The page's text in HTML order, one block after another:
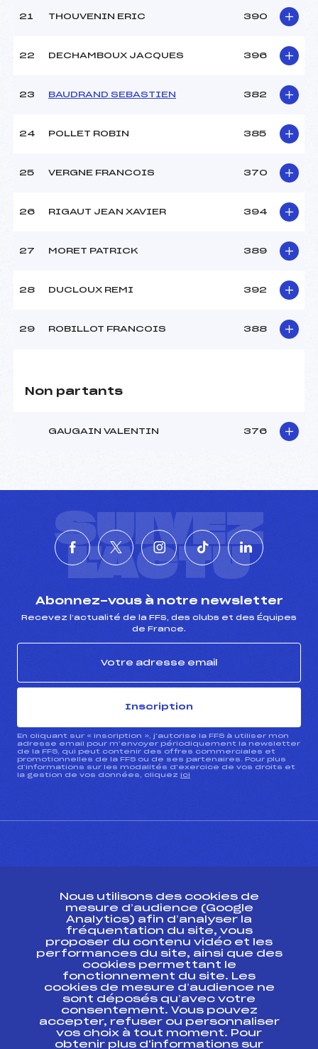
21 THOUVENIN ERIC 390
22 DECHAMBOUX JACQUES 396
23 BAUDRAND SEBASTIEN 382
24 POLLET ROBIN 385
25 VERGNE FRANCOIS 370
26 RIGAUT JEAN XAVIER 394
27 MORET PATRICK 389
28 DUCLOUX REMI 392
29 ROBILLOT FRANCOIS 388
Non partants
GAUGAIN VALENTIN 376
SUIVEZ
L'ACTU
Abonnez-vous à notre newsletter
Recevez l’actualité de la FFS, des clubs et des Équipes
de France.
Inscription
En cliquant sur « inscription », j’autorise la FFS à utiliser mon
adresse email pour m’envoyer périodiquement la newsletter
de la FFS, qui peut contenir des offres commerciales et
promotionnelles de la FFS ou de ses partenaires. Pour plus
d’informations sur les modalités d’exercice de vos droits et
la gestion de vos données, cliquez ici
Ressources
Pass’Neige
Projet sportif fédéral
Projet de performance fédéral
Antidopage
Pôle Développement, Formation, Suivi
Scientifique
Listes ministérielles
Nous utilisons des cookies de
mesure d’audience (Google
Analytics) afin d’analyser la
fréquentation du site, vous
proposer du contenu vidéo et les
performances du site, ainsi que des
cookies permettant le
fonctionnement du site. Les
cookies de mesure d’audience ne
sont déposés qu’avec votre
consentement. Vous pouvez
accepter, refuser ou personnaliser
vos choix à tout moment. Pour
obtenir plus d'informations sur